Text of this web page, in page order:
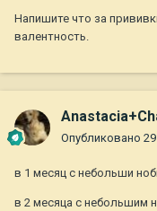
Напишите что за
валентность.
Опубликовано
в 1 месяц с небольши
в 2 месяца с небольшим